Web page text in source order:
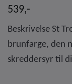
539,-
Beskrivelse St
brunfarge, den
skreddersyr til